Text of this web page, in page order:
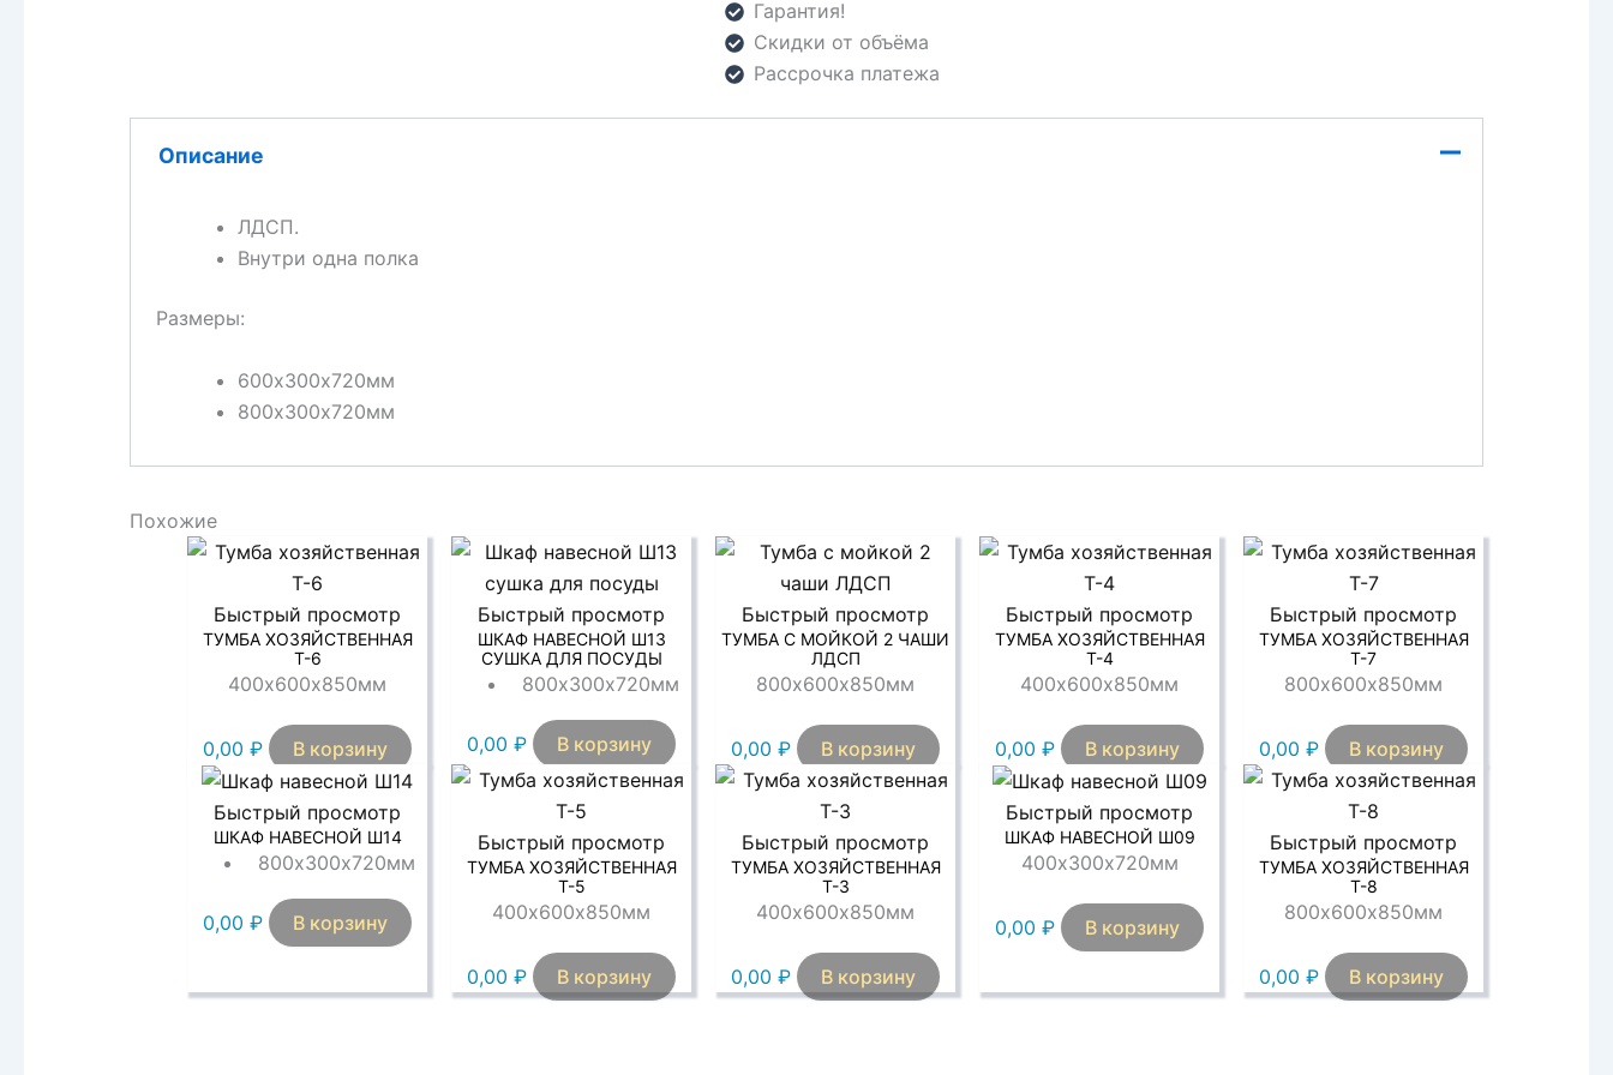
Гарантия!
Скидки от объёма
Рассрочка платежа
Описание
ЛДСП.
Внутри одна полка
Размеры:
600х300х720мм
800х300х720мм
Похожие
Быстрый просмотр
ТУМБА ХОЗЯЙСТВЕННАЯ
Т-6
400х600х850мм
0,00 ₽ В корзину
Быстрый просмотр
ШКАФ НАВЕСНОЙ Ш13
СУШКА ДЛЯ ПОСУДЫ
800х300х720мм
0,00 ₽ В корзину
Быстрый просмотр
ТУМБА С МОЙКОЙ 2 ЧАШИ
ЛДСП
800х600х850мм
0,00 ₽ В корзину
Быстрый просмотр
ТУМБА ХОЗЯЙСТВЕННАЯ
Т-4
400х600х850мм
0,00 ₽ В корзину
Быстрый просмотр
ТУМБА ХОЗЯЙСТВЕННАЯ
Т-7
800х600х850мм
0,00 ₽ В корзину
Быстрый просмотр
ШКАФ НАВЕСНОЙ Ш14
800х300х720мм
0,00 ₽ В корзину
Быстрый просмотр
ТУМБА ХОЗЯЙСТВЕННАЯ
Т-5
400х600х850мм
0,00 ₽ В корзину
Быстрый просмотр
ТУМБА ХОЗЯЙСТВЕННАЯ
Т-3
400х600х850мм
0,00 ₽ В корзину
Быстрый просмотр
ШКАФ НАВЕСНОЙ Ш09
400х300х720мм
0,00 ₽ В корзину
Быстрый просмотр
ТУМБА ХОЗЯЙСТВЕННАЯ
Т-8
800х600х850мм
0,00 ₽ В корзину